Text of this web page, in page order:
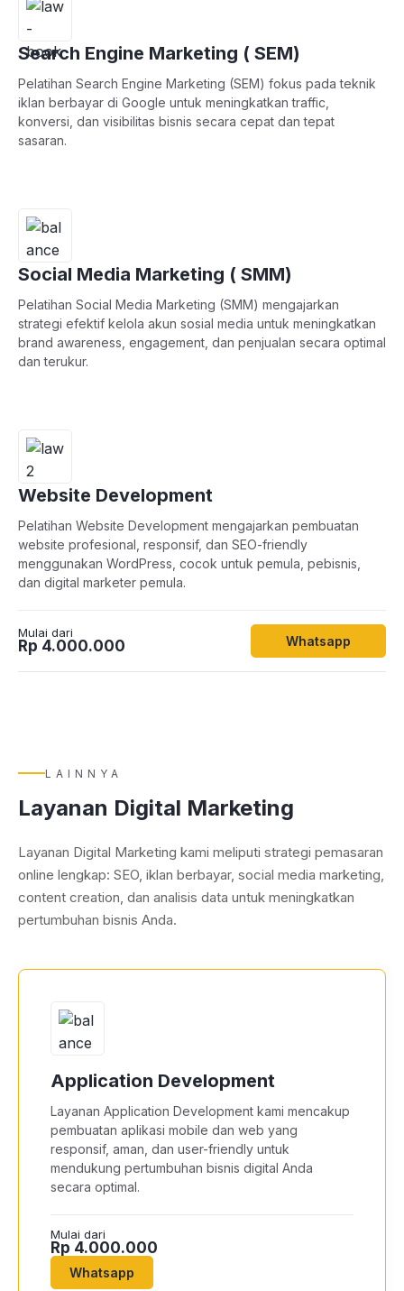
Search Engine Marketing ( SEM)
Pelatihan Search Engine Marketing (SEM) fokus pada teknik
iklan berbayar di Google untuk meningkatkan traffic,
konversi, dan visibilitas bisnis secara cepat dan tepat
sasaran.
Social Media Marketing ( SMM)
Pelatihan Social Media Marketing (SMM) mengajarkan
strategi efektif kelola akun sosial media untuk meningkatkan
brand awareness, engagement, dan penjualan secara optimal
dan terukur.
Website Development
Pelatihan Website Development mengajarkan pembuatan
website profesional, responsif, dan SEO-friendly
menggunakan WordPress, cocok untuk pemula, pebisnis,
dan digital marketer pemula.
Mulai dari
Rp 4.000.000 Whatsapp
LAINNYA
Layanan Digital Marketing
Layanan Digital Marketing kami meliputi strategi pemasaran
online lengkap: SEO, iklan berbayar, social media marketing,
content creation, dan analisis data untuk meningkatkan
pertumbuhan bisnis Anda.
Application Development
Layanan Application Development kami mencakup
pembuatan aplikasi mobile dan web yang
responsif, aman, dan user-friendly untuk
mendukung pertumbuhan bisnis digital Anda
secara optimal.
Mulai dari
Rp 4.000.000
Whatsapp